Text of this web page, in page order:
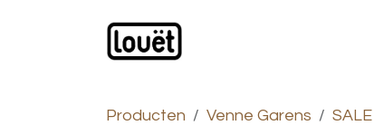
Producten Venne Garens